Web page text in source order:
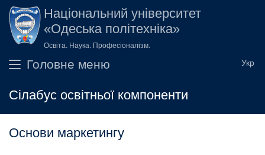
Перейти до основного вмісту
Національний університет
«Одеська політехніка»
Освіта. Наука. Професіоналізм.
Головне меню
Сілабус освітньої компоненти
Основи маркетингу